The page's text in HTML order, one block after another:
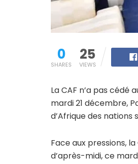
0
SHARES
25
VIEWS
La CAF n’a pas cédé
mardi 21 décembre,
d’Afrique des nations
Face aux pressions,
d’après-midi, ce